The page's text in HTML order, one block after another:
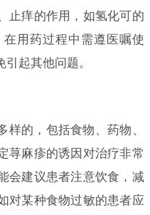
止痒的作用，如氢化可的
用药过程中需遵医嘱使
起其他问题。
样的，包括食物、药物、
荨麻疹的诱因对治疗非常
会建议患者注意饮食，减
对某种食物过敏的患者应